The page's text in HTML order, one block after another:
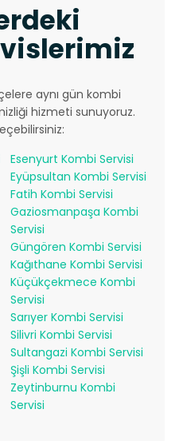
aynı gün kombi
hizmeti sunuyoruz.
Esenyurt Kombi Servisi
Eyüpsultan Kombi Servisi
Fatih Kombi Servisi
Gaziosmanpaşa Kombi
Servisi
Güngören Kombi Servisi
Kağıthane Kombi Servisi
Küçükçekmece Kombi
Servisi
Sarıyer Kombi Servisi
Silivri Kombi Servisi
Sultangazi Kombi Servisi
Şişli Kombi Servisi
Zeytinburnu Kombi
Servisi